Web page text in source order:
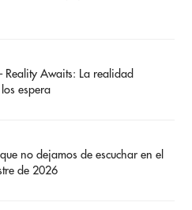
Reality Awaits: La realidad
espera
no dejamos de escuchar en el
de 2026